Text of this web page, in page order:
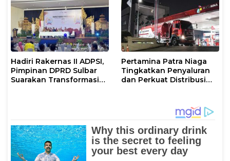
Hadiri Rakernas II ADPSI,
Pimpinan DPRD Sulbar
Suarakan Transformasi
Pertamina Patra Niaga
Tingkatkan Penyaluran
dan Perkuat Distribusi